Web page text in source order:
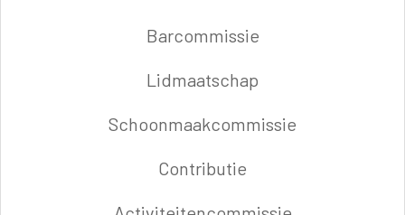
Barcommissie
Lidmaatschap
Schoonmaakcommissie
Contributie